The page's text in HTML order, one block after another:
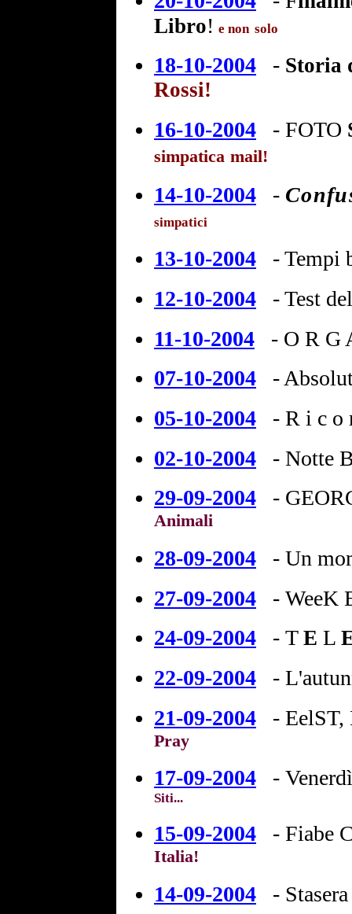
Libro! e non solo
18-10-2004 - Storia
Rossi!
16-10-2004 - FOTO
simpatica mail!
14-10-2004 -
simpatici
13-10-2004
- Tempi
12-10-2004
- Test
11-10-2004
- O R G
07-10-2004
-
05-10-2004
- R i c
02-10-2004
- Notte
29-09-2004
-
Animali
28-09-2004 - Un
27-09-2004
- WeeK
24-09-2004
- T E L
22-09-2004 -
21-09-2004
- EelST,
Pray
17-09-2004 -
Siti...
15-09-2004 - Fiabe
Italia!
14-09-2004 -